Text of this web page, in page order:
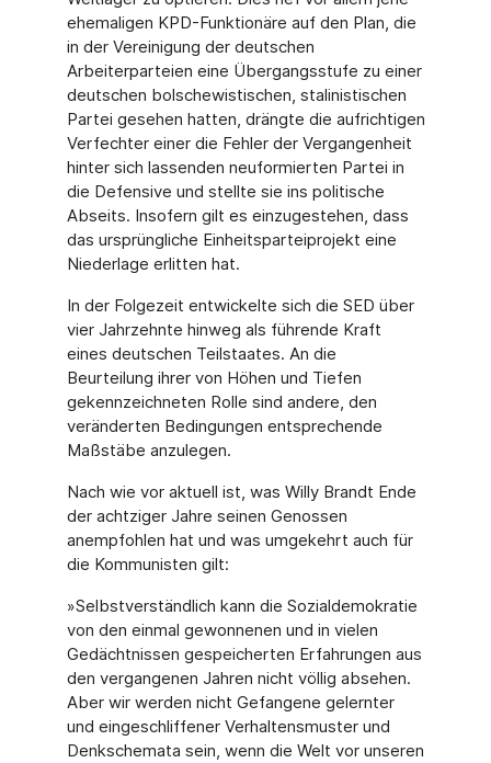
ehemaligen KPD-Funktionäre auf den Plan, die
in der Vereinigung der deutschen
Arbeiterparteien eine Übergangsstufe zu einer
deutschen bolschewistischen, stalinistischen
Partei gesehen hatten, drängte die aufrichtigen
Verfechter einer die Fehler der Vergangenheit
hinter sich lassenden neuformierten Partei in
die Defensive und stellte sie ins politische
Abseits. Insofern gilt es einzugestehen, dass
das ursprüngliche Einheitsparteiprojekt eine
Niederlage erlitten hat.
In der Folgezeit entwickelte sich die SED über
vier Jahrzehnte hinweg als führende Kraft
eines deutschen Teilstaates. An die
Beurteilung ihrer von Höhen und Tiefen
gekennzeichneten Rolle sind andere, den
veränderten Bedingungen entsprechende
Maßstäbe anzulegen.
Nach wie vor aktuell ist, was Willy Brandt Ende
der achtziger Jahre seinen Genossen
anempfohlen hat und was umgekehrt auch für
die Kommunisten gilt:
»Selbstverständlich kann die Sozialdemokratie
von den einmal gewonnenen und in vielen
Gedächtnissen gespeicherten Erfahrungen aus
den vergangenen Jahren nicht völlig absehen.
Aber wir werden nicht Gefangene gelernter
und eingeschliffener Verhaltensmuster und
Denkschemata sein, wenn die Welt vor unseren